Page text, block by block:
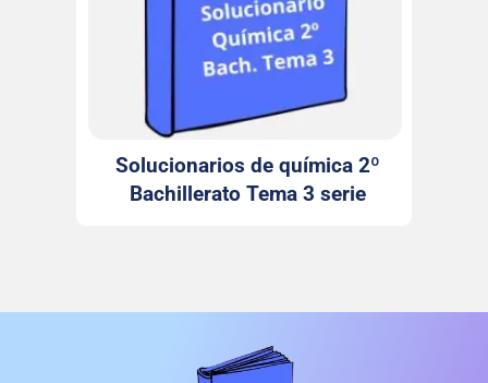
Solucionarios de química 2º
Bachillerato Tema 3 serie